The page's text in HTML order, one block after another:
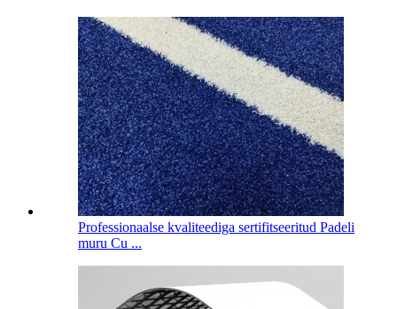
Professionaalse kvaliteediga sertifitseeritud Padeli
muru Cu ...